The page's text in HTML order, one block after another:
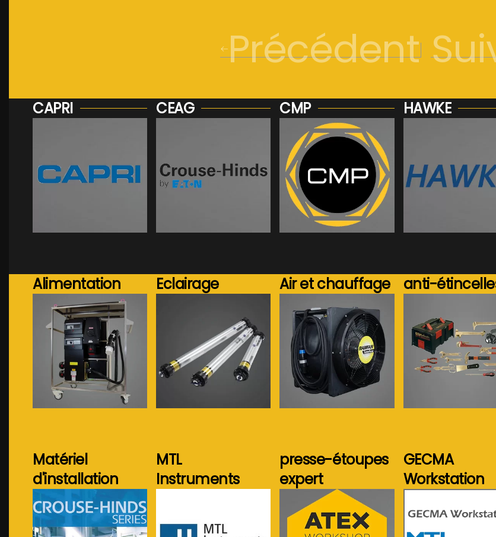
Précédent
CAPRI CEAG CMP
Voir plus...
HAWKE
Alimentation Eclairage Air et chauffage
Voir plus...
anti-
Matériel
d'installation
MTL
Instruments
presse-étoupes
expert
GECMA
Workstation